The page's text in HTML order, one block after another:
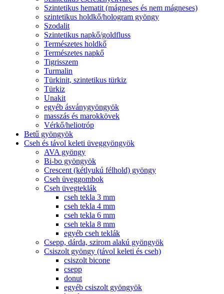
Szintetikus hematit (mágneses és nem mágneses)
szintetikus holdkő/hologram gyöngy
Szodalit
Szintetikus napkő/goldfluss
Természetes holdkő
Természetes napkő
Tigrisszem
Turmalin
Türkinit, szintetikus türkiz
Türkiz
Unakit
egyéb ásványgyöngyök
masszás és marokkövek
Vérkő/heliotróp
Betű gyöngyök
Cseh és távol keleti üveggyöngyök
AVA gyöngy
Bi-bo gyöngyök
Crescent (kétlyukú félhold) gyöngy
Cseh üveggombok
Cseh üvegteklák
cseh tekla 3 mm
cseh tekla 4 mm
cseh tekla 6 mm
cseh tekla 8 mm
egyéb cseh teklák
Csepp, dárda, szirom alakú gyöngyök
Csiszolt gyöngy (távol keleti és cseh)
csiszolt bicone
csepp
donut
egyéb csiszolt gyöngyök